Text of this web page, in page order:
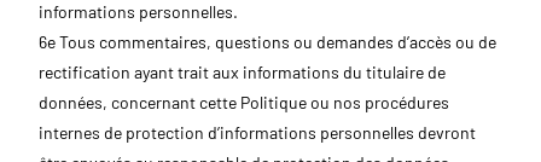
informations personnelles.
6e Tous commentaires, questions ou demandes d’accès ou de
rectification ayant trait aux informations du titulaire de
données, concernant cette Politique ou nos procédures
internes de protection d’informations personnelles devront